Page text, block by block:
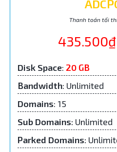
Thanh toán tối
Disk Space: 20 GB
Bandwidth: Unlimited
Domains: 15
Sub Domains: Unlimited
Parked Domains: